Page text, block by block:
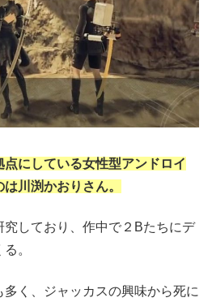
にしている女性型アンドロイ
川渕かおりさん。
しており、作中で２Bたちにデ
。
く、ジャッカスの興味から死に